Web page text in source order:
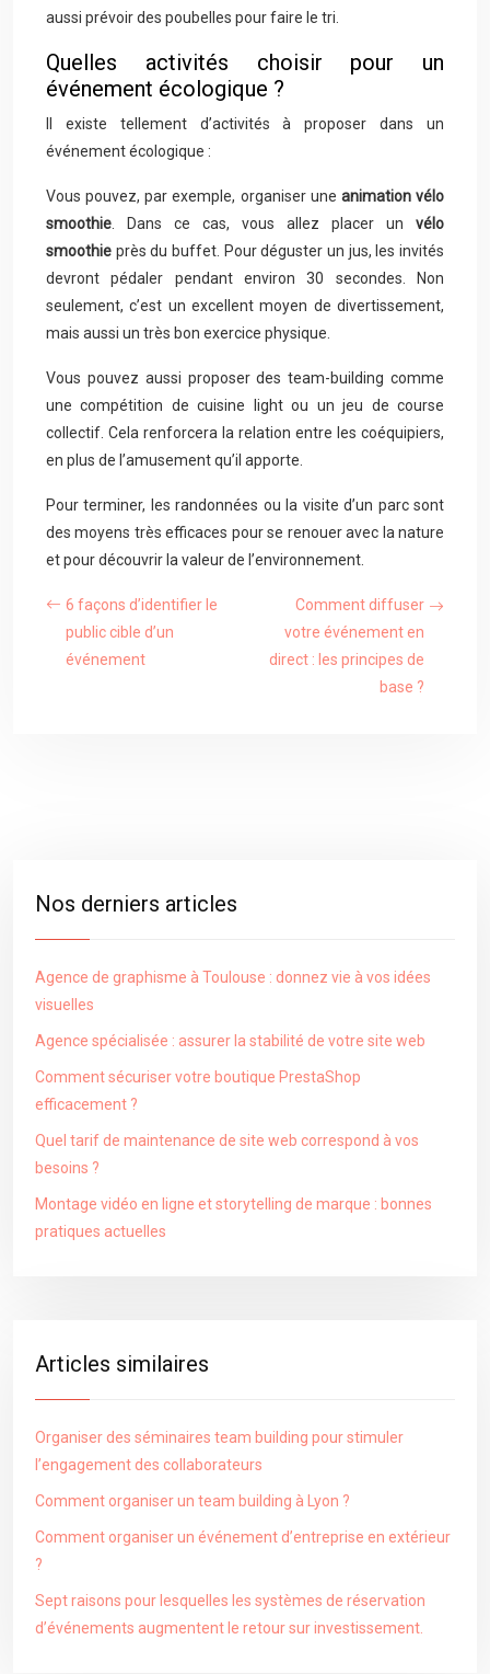
aussi prévoir des poubelles pour faire le tri.
Quelles activités choisir pour un
événement écologique ?
Il existe tellement d’activités à proposer dans un
événement écologique :
Vous pouvez, par exemple, organiser une animation vélo
smoothie . Dans ce cas, vous allez placer un vélo
smoothie près du buffet. Pour déguster un jus, les invités
devront pédaler pendant environ 30 secondes. Non
seulement, c’est un excellent moyen de divertissement,
mais aussi un très bon exercice physique.
Vous pouvez aussi proposer des team-building comme
une compétition de cuisine light ou un jeu de course
collectif. Cela renforcera la relation entre les coéquipiers,
en plus de l’amusement qu’il apporte.
Pour terminer, les randonnées ou la visite d’un parc sont
des moyens très efficaces pour se renouer avec la nature
et pour découvrir la valeur de l’environnement.
6 façons d’identifier le
public cible d’un
événement
Comment diffuser
votre événement en
direct : les principes de
base ?
Nos derniers articles
Agence de graphisme à Toulouse : donnez vie à vos idées
visuelles
Agence spécialisée : assurer la stabilité de votre site web
Comment sécuriser votre boutique PrestaShop
efficacement ?
Quel tarif de maintenance de site web correspond à vos
besoins ?
Montage vidéo en ligne et storytelling de marque : bonnes
pratiques actuelles
Articles similaires
Organiser des séminaires team building pour stimuler
l’engagement des collaborateurs
Comment organiser un team building à Lyon ?
Comment organiser un événement d’entreprise en extérieur
?
Sept raisons pour lesquelles les systèmes de réservation
d’événements augmentent le retour sur investissement.